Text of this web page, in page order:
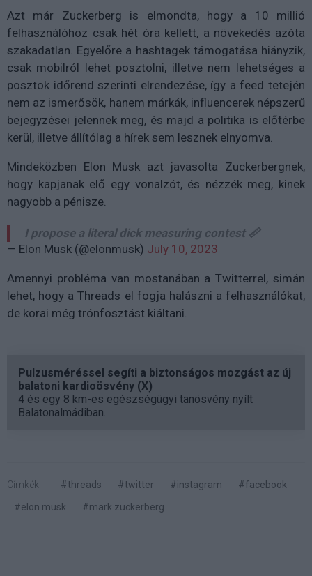
Azt már Zuckerberg is elmondta, hogy a 10 millió
felhasználóhoz csak hét óra kellett, a növekedés azóta
szakadatlan. Egyelőre a hashtagek támogatása hiányzik,
csak mobilról lehet posztolni, illetve nem lehetséges a
posztok időrend szerinti elrendezése, így a feed tetején
nem az ismerősök, hanem márkák, influencerek népszerű
bejegyzései jelennek meg, és majd a politika is előtérbe
kerül, illetve állítólag a hírek sem lesznek elnyomva.
Mindeközben Elon Musk azt javasolta Zuckerbergnek,
hogy kapjanak elő egy vonalzót, és nézzék meg, kinek
nagyobb a pénisze.
I propose a literal dick measuring contest 📏
— Elon Musk (@elonmusk) July 10, 2023
Amennyi probléma van mostanában a Twitterrel, simán
lehet, hogy a Threads el fogja halászni a felhasználókat,
de korai még trónfosztást kiáltani.
Pulzusméréssel segíti a biztonságos mozgást az új
balatoni kardioösvény (X)
4 és egy 8 km-es egészségügyi tanösvény nyílt
Balatonalmádiban.
Címkék: #threads #twitter #instagram
#facebook
#elon musk
#mark zuckerberg